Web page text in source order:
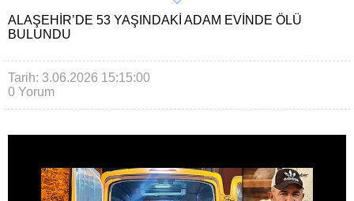
ALAŞEHİR’DE 53 YAŞINDAKİ ADAM EVİNDE ÖLÜ
BULUNDU
Tarih: 3.06.2026 15:15:00
0 Yorum